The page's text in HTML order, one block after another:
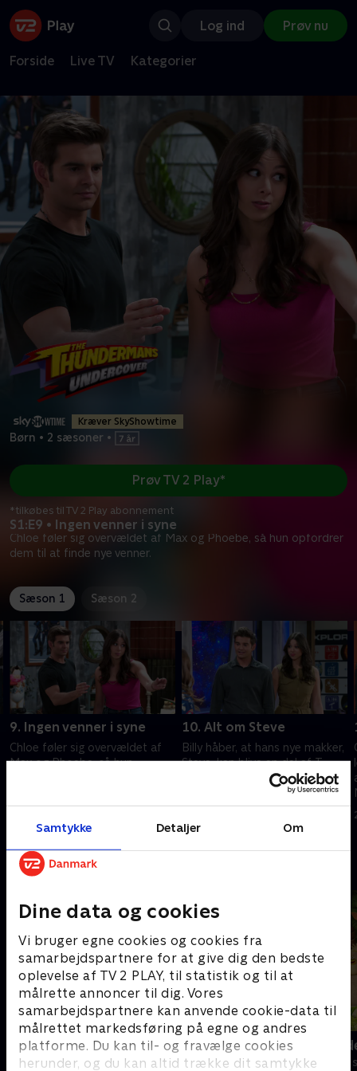
Samtykke Detaljer Om
Dine data og cookies
Vi bruger egne cookies og cookies fra
samarbejdspartnere for at give dig den bedste
oplevelse af TV 2 PLAY, til statistik og til at
målrette annoncer til dig. Vores
samarbejdspartnere kan anvende cookie-data til
målrettet markedsføring på egne og andres
platforme. Du kan til- og fravælge cookies
herunder, og du kan altid trække dit samtykke
Log ind Prøv nu
Forside Live TV Kategorier
Kræver SkyShowtime
Børn • 2 sæsoner •
S1:E9 • Ingen venner i syne
Chloe føler sig overvældet af Max og Phoebe, så hun opfordrer
dem til at finde nye venner.
Prøv TV 2 Play*
*tilkøbes til TV 2 Play abonnement
Sæson 1 Sæson 2
9. Ingen venner i syne
Chloe føler sig overvældet af
Max og Phoebe, så hun
10. Alt om Steve
Billy håber, at hans nye makker,
Steve, kan blive en del af T-
styrken, men Phoebe og Max
Andre så også
Mysticons
Børneserier • 1 sæsoner
Jungle
Børneserier • 2